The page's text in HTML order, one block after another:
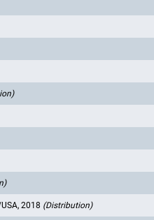
2018 (Distribution)